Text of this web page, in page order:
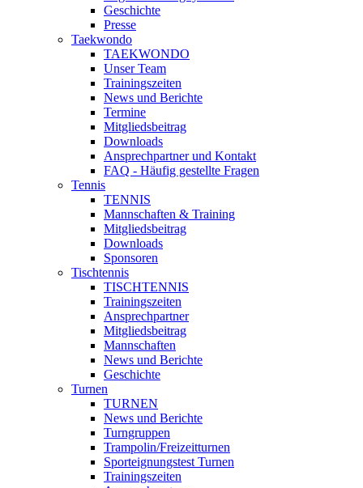
Geschichte
Presse
Taekwondo
TAEKWONDO
Unser Team
Trainingszeiten
News und Berichte
Termine
Mitgliedsbeitrag
Downloads
Ansprechpartner und Kontakt
FAQ - Häufig gestellte Fragen
Tennis
TENNIS
Mannschaften & Training
Mitgliedsbeitrag
Downloads
Sponsoren
Tischtennis
TISCHTENNIS
Trainingszeiten
Ansprechpartner
Mitgliedsbeitrag
Mannschaften
News und Berichte
Geschichte
Turnen
TURNEN
News und Berichte
Turngruppen
Trampolin/Freizeitturnen
Sporteignungstest Turnen
Trainingszeiten